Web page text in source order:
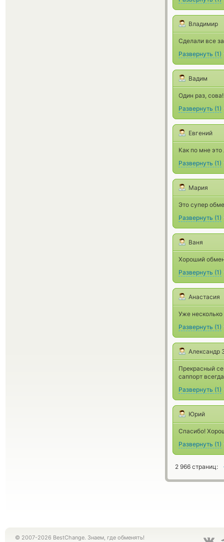
Владимир
Сделали все
Развернуть (1)
Вадим
Один раз,
Развернуть (1)
Евгений
Как по мне
Развернуть (1)
Мария
Это супер
Развернуть (1)
Ваня
Хороший
Развернуть (1)
Анастасия
Уже
Развернуть (1)
Александр
Прекрасный
саппорт
Развернуть (1)
Юрий
Спасибо!
Развернуть (1)
2 966 страниц:
© 2007-2026 BestChange. Знаем, где обменять!